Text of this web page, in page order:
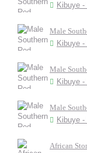
Kibuye -
Male
Kibuye -
Male
Kibuye -
Male
Kibuye -
African